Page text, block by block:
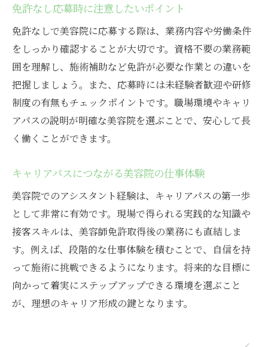
免許なし応募時に注意したいポイント
免許なしで美容院に応募する際は、業務内容や労働条件
をしっかり確認することが大切です。資格不要の業務範
囲を理解し、施術補助など免許が必要な作業との違いを
把握しましょう。また、応募時には未経験者歓迎や研修
制度の有無もチェックポイントです。職場環境やキャリ
アパスの説明が明確な美容院を選ぶことで、安心して長
く働くことができます。
キャリアパスにつながる美容院の仕事体験
美容院でのアシスタント経験は、キャリアパスの第一歩
として非常に有効です。現場で得られる実践的な知識や
接客スキルは、美容師免許取得後の業務にも直結しま
す。例えば、段階的な仕事体験を積むことで、自信を持
って施術に挑戦できるようになります。将来的な目標に
向かって着実にステップアップできる環境を選ぶこと
が、理想のキャリア形成の鍵となります。